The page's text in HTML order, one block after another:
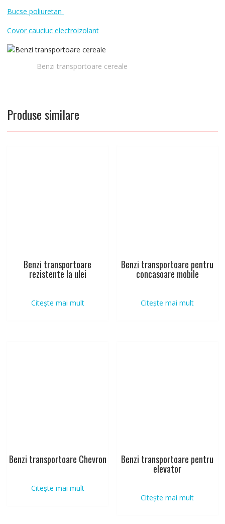
Bucse poliuretan
Covor cauciuc electroizolant
Benzi transportoare cereale
Produse similare
Benzi transportoare
rezistente la ulei
Citește mai mult
Benzi transportoare pentru
concasoare mobile
Citește mai mult
Benzi transportoare Chevron
Citește mai mult
Benzi transportoare pentru
elevator
Citește mai mult